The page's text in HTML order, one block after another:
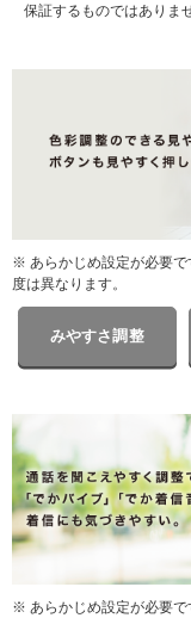
保証するものではありま
※ あらかじめ設定が必要で
度は異なります。
みやすさ調整
※ あらかじめ設定が必要で